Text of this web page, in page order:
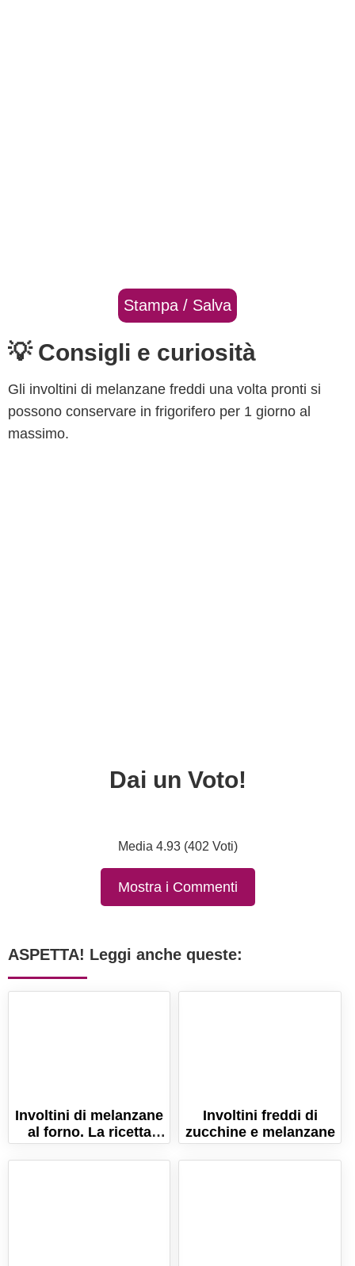
Stampa / Salva
💡 Consigli e curiosità
Gli involtini di melanzane freddi una volta pronti si
possono conservare in frigorifero per 1 giorno al
massimo.
Dai un Voto!
Media 4.93 (402 Voti)
Mostra i Commenti
ASPETTA! Leggi anche queste:
Involtini di melanzane
al forno. La ricetta
gustosa con
prosciutto!
Involtini freddi di
zucchine e melanzane